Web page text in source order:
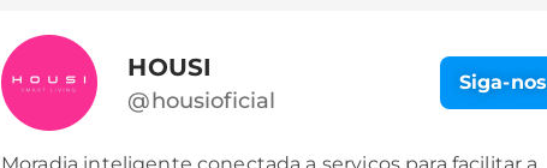
HOUSI
@housioficial
Siga-nos